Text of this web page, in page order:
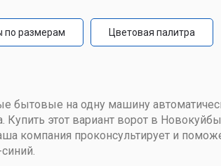
по размерам Цветовая палитра
бытовые на одну машину
Купить этот вариант ворот в
компания проконсультирует и